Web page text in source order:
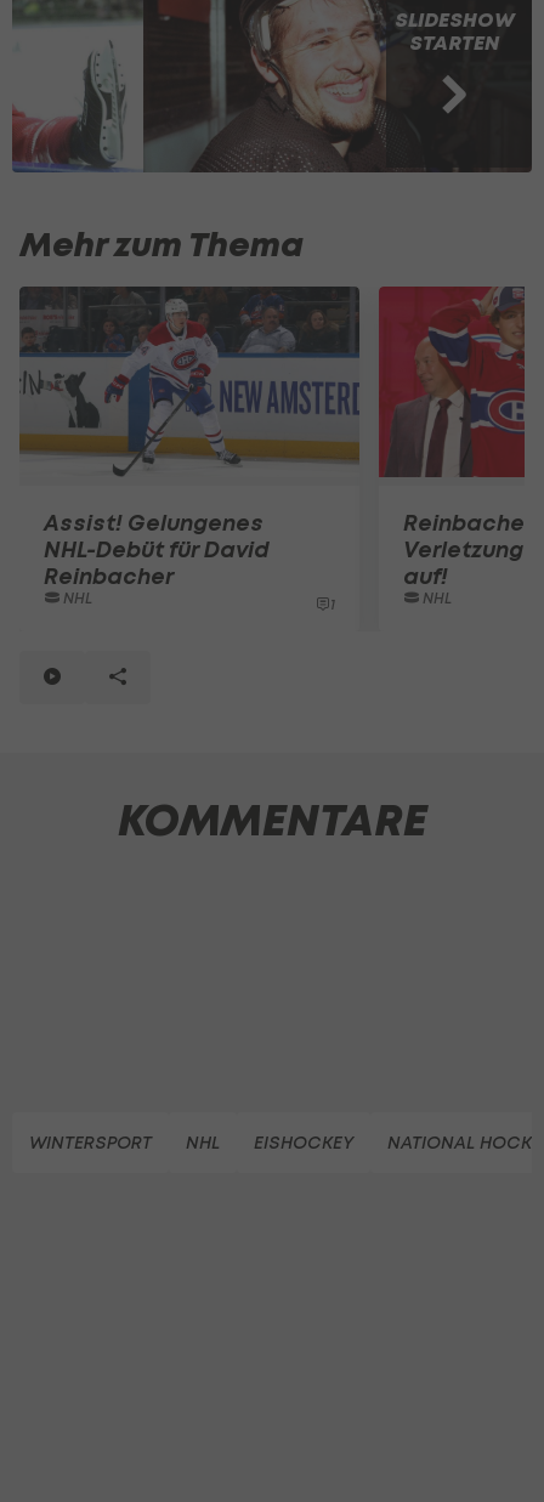
SLIDESHOW
STARTEN
Mehr zum Thema
Assist! Gelungenes
NHL-Debüt für David
Reinbacher
NHL 1
Reinbacher
Verletzung
auf!
NHL
KOMMENTARE
WINTERSPORT NHL EISHOCKEY NATIONAL